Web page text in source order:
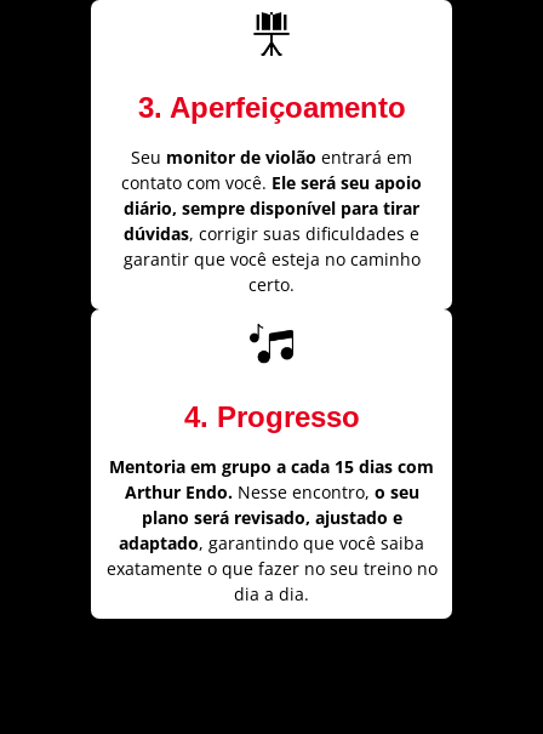
3. Aperfeiçoamento
Seu monitor de violão entrará em
contato com você. Ele será seu apoio
diário, sempre disponível para tirar
dúvidas, corrigir suas dificuldades e
garantir que você esteja no caminho
certo.
4. Progresso
Mentoria em grupo a cada 15 dias com
Arthur Endo.Nesse encontro, o seu
plano será revisado, ajustado e
adaptado, garantindo que você saiba
exatamente o que fazer no seu treino no
dia a dia.